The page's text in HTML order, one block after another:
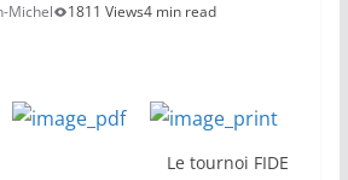
Michel 1811 Views4 min read
Le tournoi FIDE